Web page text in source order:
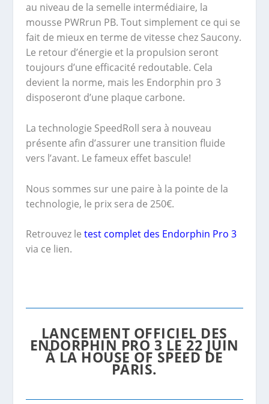
au niveau de la semelle intermédiaire, la
mousse PWRrun PB. Tout simplement ce qui se
fait de mieux en terme de vitesse chez Saucony.
Le retour d’énergie et la propulsion seront
toujours d’une efficacité redoutable. Cela
devient la norme, mais les Endorphin pro 3
disposeront d’une plaque carbone.
La technologie SpeedRoll sera à nouveau
présente afin d’assurer une transition fluide
vers l’avant. Le fameux effet bascule!
Nous sommes sur une paire à la pointe de la
technologie, le prix sera de 250€.
Retrouvez le test complet des Endorphin Pro 3
via ce lien.
LANCEMENT OFFICIEL DES
ENDORPHIN PRO 3 LE 22 JUIN
À LA HOUSE OF SPEED DE
PARIS.